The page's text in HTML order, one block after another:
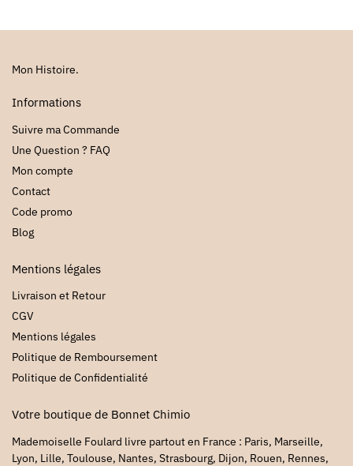
Mon Histoire.
Informations
Suivre ma Commande
Une Question ? FAQ
Mon compte
Contact
Code promo
Blog
Mentions légales
Livraison et Retour
CGV
Mentions légales
Politique de Remboursement
Politique de Confidentialité
Votre boutique de Bonnet Chimio
Mademoiselle Foulard livre partout en France : Paris, Marseille,
Lyon, Lille, Toulouse, Nantes, Strasbourg, Dijon, Rouen, Rennes,